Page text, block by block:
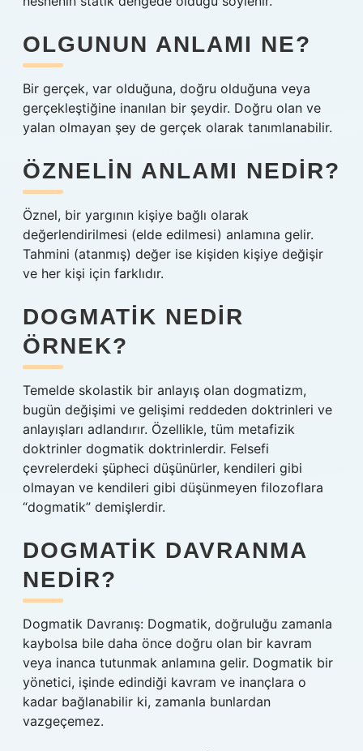
OLGUNUN ANLAMI NE?
Bir gerçek, var olduğuna, doğru olduğuna veya
gerçekleştiğine inanılan bir şeydir. Doğru olan ve
yalan olmayan şey de gerçek olarak tanımlanabilir.
ÖZNELIN ANLAMI NEDIR?
Öznel, bir yargının kişiye bağlı olarak
değerlendirilmesi (elde edilmesi) anlamına gelir.
Tahmini (atanmış) değer ise kişiden kişiye değişir
ve her kişi için farklıdır.
DOGMATIK NEDIR
ÖRNEK?
Temelde skolastik bir anlayış olan dogmatizm,
bugün değişimi ve gelişimi reddeden doktrinleri ve
anlayışları adlandırır. Özellikle, tüm metafizik
doktrinler dogmatik doktrinlerdir. Felsefi
çevrelerdeki şüpheci düşünürler, kendileri gibi
olmayan ve kendileri gibi düşünmeyen filozoflara
“dogmatik” demişlerdir.
DOGMATIK DAVRANMA
NEDIR?
Dogmatik Davranış: Dogmatik, doğruluğu zamanla
kaybolsa bile daha önce doğru olan bir kavram
veya inanca tutunmak anlamına gelir. Dogmatik bir
yönetici, işinde edindiği kavram ve inançlara o
kadar bağlanabilir ki, zamanla bunlardan
vazgeçemez.